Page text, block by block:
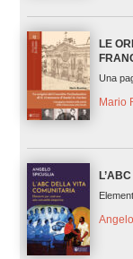
LE
Una
Mario